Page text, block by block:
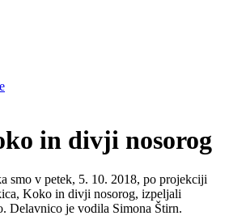
in divji nosorog
smo v petek, 5. 10. 2018, po projekciji
Koko in divji nosorog, izpeljali
Delavnico je vodila Simona Štirn.